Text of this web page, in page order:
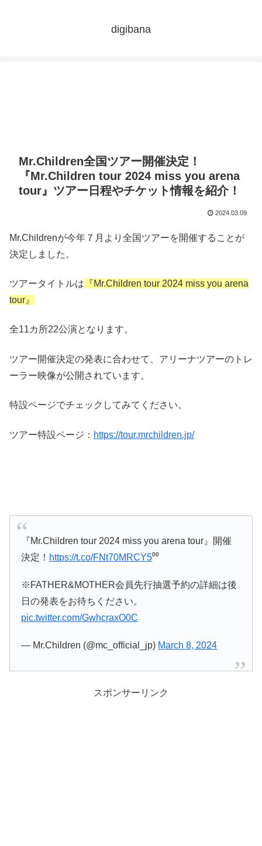
digibana
Mr.Children全国ツアー開催決定！
『Mr.Children tour 2024 miss you arena
tour』ツアー日程やチケット情報を紹介！
2024.03.09
Mr.Childrenが今年７月より全国ツアーを開催することが
決定しました。
ツアータイトルは 『Mr.Children tour 2024 miss you arena
tour』
全11カ所22公演となります。
ツアー開催決定の発表に合わせて、アリーナツアーのトレ
ーラー映像が公開されています。
特設ページでチェックしてみてください。
ツアー特設ページ： https://tour.mrchildren.jp/
『Mr.Children tour 2024 miss you arena tour』開催
決定！ https://t.co/FNt70MRCY5⁰⁰
※FATHER&MOTHER会員先行抽選予約の詳細は後
日の発表をお待ちください。
pic.twitter.com/GwhcraxO0C
— Mr.Children (@mc_official_jp) March 8, 2024
スポンサーリンク